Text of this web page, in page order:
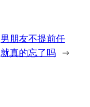
男朋友不提前任
就真的忘了吗 →